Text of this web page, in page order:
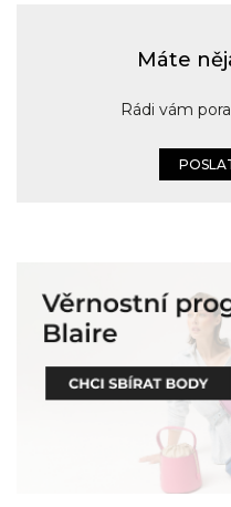
Máte
Rádi vám